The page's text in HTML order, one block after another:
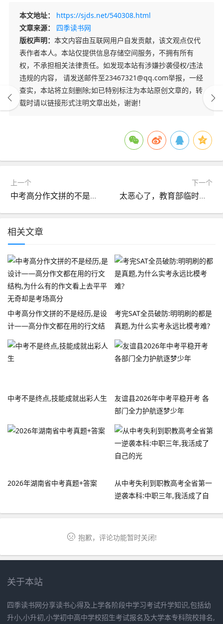
本文地址：
https://sjds.net/540308.html
文章来源：
四季读书网
版权声明： 本文内容由互联网用户自发贡献，该文观点仅代
表作者本人。本站仅提供信息存储空间服务，不拥有所有
权，不承担相关法律责任。如发现本站有涉嫌抄袭侵权/违法
违规的内容， 请发送邮件至23467321@qq.com举报，一经
查实，本站将立刻删除;如已特别标注为本站原创文章的，转
载时请以链接形式注明文章出处，谢谢！
上一个
中考高分作文拼的不是经历,是设计——高分作文都在用的行文结构,为什么有的作文看上去平平无奇却是考场高分
下一个
太恶心了，教育部临时通知，心疼25届的中考生
相关文章
中考高分作文拼的不是经历,是设
计——高分作文都在用的行文结
构,为什么有的作文看上去平平无
奇却是考场高分
考完SAT全员破防:明明刷的都是
真题,为什么实考永远比模考难?
中考不是终点,技能成就出彩人生
友谊县2026年中考平稳开考 各
部门全力护航逐梦少年
2026年湖南省中考真题+答案
从中考失利到职教高考全省第一
逆袭本科:中职三年,我活成了自
抱歉，评论功能暂时关闭!
关于本站
四季读书网分享读书心得及上学各阶段中学习考试升学知识,包括幼
升小,小升初,小学初中高中学校招生考试报名及大学本专科院校排名,